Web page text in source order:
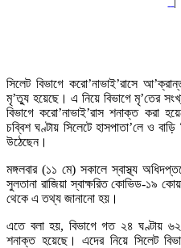
সিলেট বিভাগে করো’নাভাই’রাসে
মৃ’ত্যু হয়েছে। এ নিয়ে বিভাগে মৃ’তের
বিভাগে করো’নাভাই’রাস শনাক্ত করা
চব্বিশ ঘণ্টায় সিলেটে হাসপাতা’লে ও
উঠেছেন।
মঙ্গলবার (১১ মে) সকালে স্বাস্থ্য
সুলতানা রাজিয়া স্বাক্ষরিত কোভিড-১৯
থেকে এ তথ্য জানানো হয়।
এতে বলা হয়, বিভাগে গত ২৪ ঘণ্টায় ৬২
শনাক্ত হয়েছে। এদের নিয়ে সিলেট